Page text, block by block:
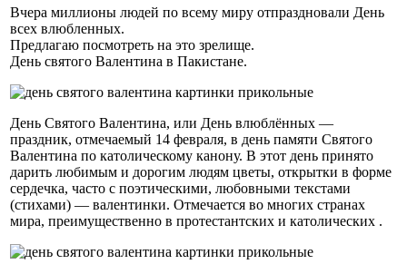
Вчера миллионы людей по всему миру отпраздновали День
всех влюбленных.
Предлагаю посмотреть на это зрелище.
День святого Валентина в Пакистане.
День Святого Валентина, или День влюблённых —
праздник, отмечаемый 14 февраля, в день памяти Святого
Валентина по католическому канону. В этот день принято
дарить любимым и дорогим людям цветы, открытки в форме
сердечка, часто с поэтическими, любовными текстами
(стихами) — валентинки. Отмечается во многих странах
мира, преимущественно в протестантских и католических .